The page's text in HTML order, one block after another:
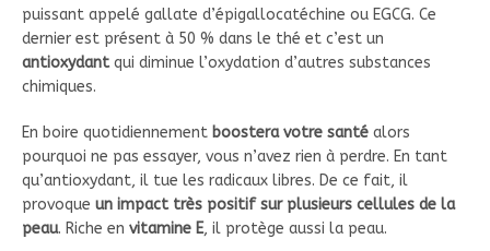
puissant appelé gallate d’épigallocatéchine ou EGCG. Ce
dernier est présent à 50 % dans le thé et c’est un
antioxydantqui diminue l’oxydation d’autres substances
chimiques.
En boire quotidiennement boostera votre santé alors
pourquoi ne pas essayer, vous n’avez rien à perdre. En tant
qu’antioxydant, il tue les radicaux libres. De ce fait, il
provoque un impact très positif sur plusieurs cellules de la
peau. Riche en vitamine E, il protège aussi la peau.